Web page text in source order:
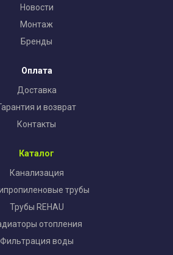
Новости
Монтаж
Бренды
Оплата
Доставка
и возврат
Контакты
Каталог
Канализация
трубы
Трубы REHAU
отопления
Фильтрация воды